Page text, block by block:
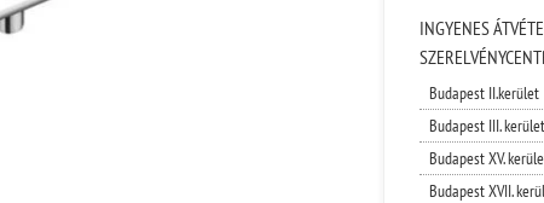
INGYENES
Budapest II.kerület
Budapest III. kerület
Budapest XV.
Budapest XVII.